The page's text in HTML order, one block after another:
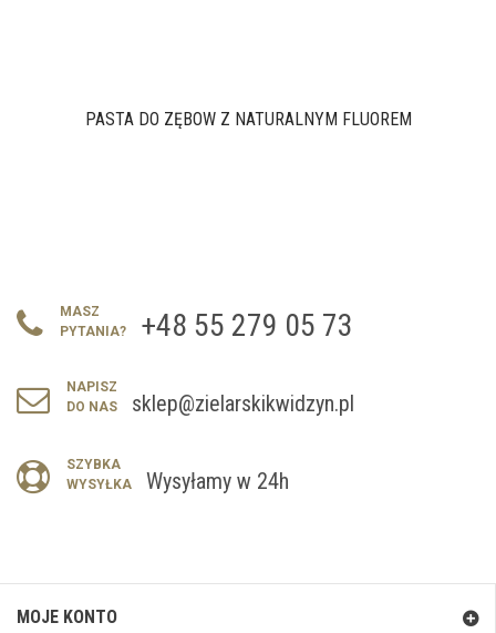
PASTA DO ZĘBÓW Z NATURALNYM FLUOREM
MASZ
PYTANIA?
+48 55 279 05 73
NAPISZ
DO NAS
sklep@zielarskikwidzyn.pl
SZYBKA
WYSYŁKA
Wysyłamy w 24h
MOJE KONTO